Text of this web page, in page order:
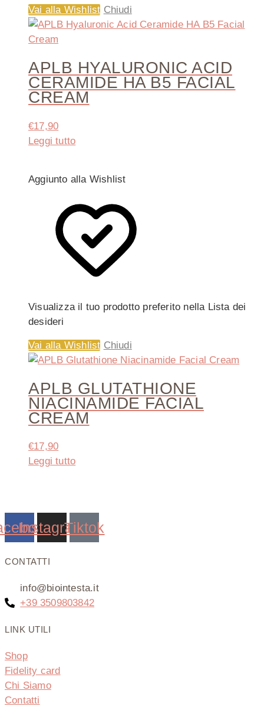
Vai alla Wishlist Chiudi
APLB HYALURONIC ACID
CERAMIDE HA B5 FACIAL
CREAM
€17,90
Leggi tutto
Aggiunto alla Wishlist
Visualizza il tuo prodotto preferito nella Lista dei
desideri
Vai alla Wishlist Chiudi
APLB GLUTATHIONE
NIACINAMIDE FACIAL
CREAM
€17,90
Leggi tutto
Instagram
Tiktok
CONTATTI
info@biointesta.it
+39 3509803842
LINK UTILI
Shop
Fidelity card
Chi Siamo
Contatti